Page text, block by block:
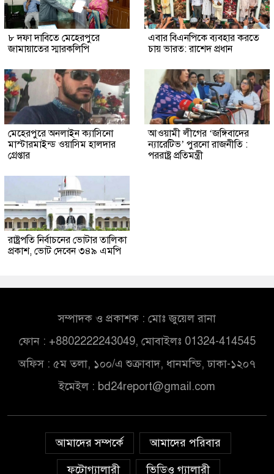
৮ দফা দাবিতে মেহেরপুরে
জামায়াতের স্মারকলিপি
এবার বিএনপিকে ব্যবহার করতে
চায় ভারত: রাশেদ প্রধান
মেহেরপুরে অনলাইন ক্যাসিনো
মাস্টারমাইন্ড ওয়াসিম হালদার
গ্রেপ্তার
আওয়ামী লীগের ‘জঙ্গিবাদের
ন্যারেটিভ’ পুরনো রাজনীতি :
পররাষ্ট্র প্রতিমন্ত্রী
রাষ্ট্রপতি নির্বাচনের ভোটার তালিকা
প্রকাশ, ভোট দেবেন ৩৪৯ এমপি
সম্পাদক ও প্রকাশক : মোঃ জুয়েল রানা
ফোন : +8802222243049, মোবাইলঃ 01324-414545
অফিস : ৫ম তলা, ১০০/এ শুক্রাবাদ, ধানমন্ডি, ঢাকা-১২০৭
ইমেইল : bd24report@gmail.com
আমাদের সম্পর্কে
আমাদের পরিবার
ফটোগ্যালারী
ভিডিও গ্যালারী